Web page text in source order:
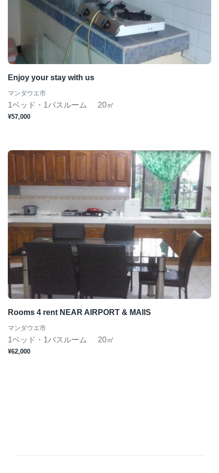
Enjoy your stay with us
マンダウエ市
1ベッド・1バスルーム 20㎡
¥57,000
Rooms 4 rent NEAR AIRPORT & MAllS
マンダウエ市
1ベッド・1バスルーム 20㎡
¥62,000